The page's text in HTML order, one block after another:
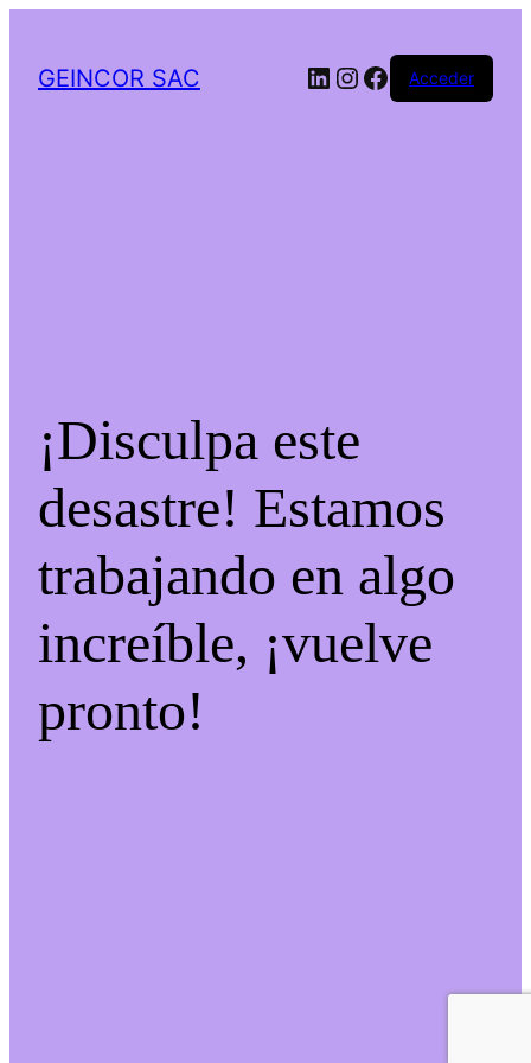
GEINCOR SAC LinkedIn
Instagram
Facebook
Acceder
¡Disculpa este
desastre! Estamos
trabajando en algo
increíble, ¡vuelve
pronto!